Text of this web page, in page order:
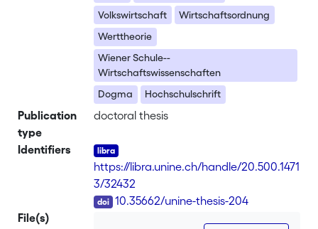
Volkswirtschaft
Wirtschaftsordnung
Werttheorie
Wiener Schule--
Wirtschaftswissenschaften
Dogma
Hochschulschrift
Publication
type
doctoral thesis
Identifiers
https://libra.unine.ch/handle/20.500.1471
3/32432
10.35662/unine-thesis-204
File(s)